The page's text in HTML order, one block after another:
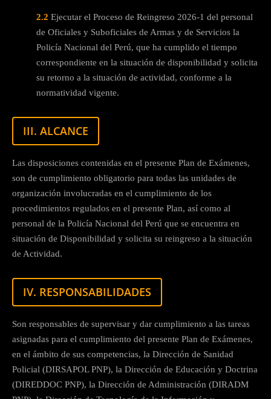
2.2 Ejecutar el Proceso de Reingreso 2026-1 del personal
de Oficiales y Suboficiales de Armas y de Servicios la
Policía Nacional del Perú, que ha cumplido el tiempo
correspondiente en la situación de disponibilidad y solicita
su retorno a la situación de actividad, conforme a la
normatividad vigente.
III. ALCANCE
Las disposiciones contenidas en el presente Plan de Exámenes,
son de cumplimiento obligatorio para todas las unidades de
organización involucradas en el cumplimiento de los
procedimientos regulados en el presente Plan, así como al
personal de la Policía Nacional del Perú que se encuentra en
situación de Disponibilidad y solicita su reingreso a la situación
de Actividad.
IV. RESPONSABILIDADES
Son responsables de supervisar y dar cumplimiento a las tareas
asignadas para el cumplimiento del presente Plan de Exámenes,
en el ámbito de sus competencias, la Dirección de Sanidad
Policial (DIRSAPOL PNP), la Dirección de Educación y Doctrina
(DIREDDOC PNP), la Dirección de Administración (DIRADM